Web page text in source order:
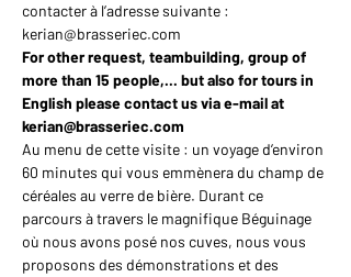
contacter à l’adresse suivante :
kerian@brasseriec.com
For other request, teambuilding, group of
more than 15 people,... but also for tours in
English please contact us via e-mail at
kerian@brasseriec.com
Au menu de cette visite : un voyage d’environ
60 minutes qui vous emmènera du champ de
céréales au verre de bière. Durant ce
parcours à travers le magnifique Béguinage
où nous avons posé nos cuves, nous vous
proposons des démonstrations et des